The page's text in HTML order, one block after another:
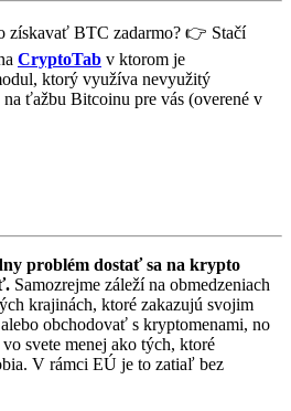
získavať BTC zadarmo? 👉 Stačí
CryptoTab v ktorom je
ktorý využíva nevyužitý
ťažbu Bitcoinu pre vás (overené v
problém dostať sa na krypto
Samozrejme záleží na obmedzeniach
krajinách, ktoré zakazujú svojim
obchodovať s kryptomenami, no
svete menej ako tých, ktoré
V rámci EÚ je to zatiaľ bez